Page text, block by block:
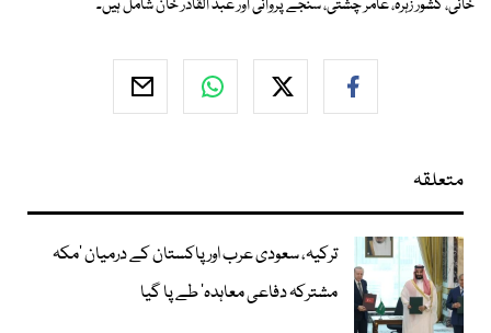
خانی، کشور زہرہ، عامر چشتی، سنجے پروانی اور عبد القادر خان شامل ہیں۔
متعلقہ
ترکیہ، سعودی عرب اور پاکستان کے درمیان ’مکہ
مشترکہ دفاعی معاہدہ‘ طے پا گیا